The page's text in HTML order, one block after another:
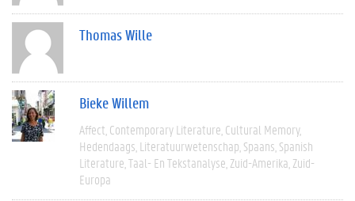
Thomas Wille
Bieke Willem
Affect Contemporary Literature Cultural Memory
Hedendaags Literatuurwetenschap Spaans Spanish
Literature Taal- En Tekstanalyse Zuid-Amerika Zuid-
Europa